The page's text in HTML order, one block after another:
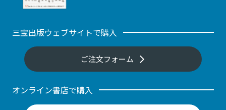
三宝出版ウェブサイトで購入
ご注文フォーム
オンライン書店で購入